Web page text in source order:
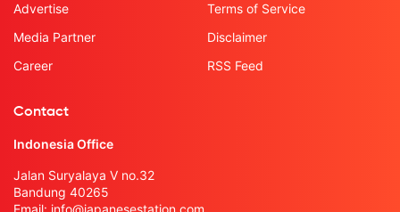
Advertise
Media Partner
Career
Terms of Service
Disclaimer
RSS Feed
Contact
Indonesia Office
Jalan Suryalaya V no.32
Bandung 40265